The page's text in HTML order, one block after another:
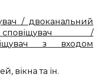
/ двоканальний
сповіщувач /
з входом
вікна та ін.